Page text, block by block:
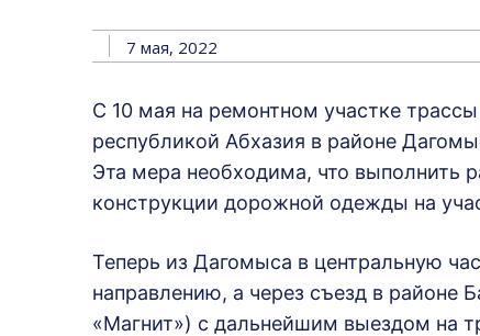
7 мая, 2022
С 10 мая на ремонтном участке
республикой Абхазия в районе
Эта мера необходима, что выполнить
конструкции дорожной одежды на
Теперь из Дагомыса в центральную
направлению, а через съезд в районе
«Магнит») с дальнейшим выездом на